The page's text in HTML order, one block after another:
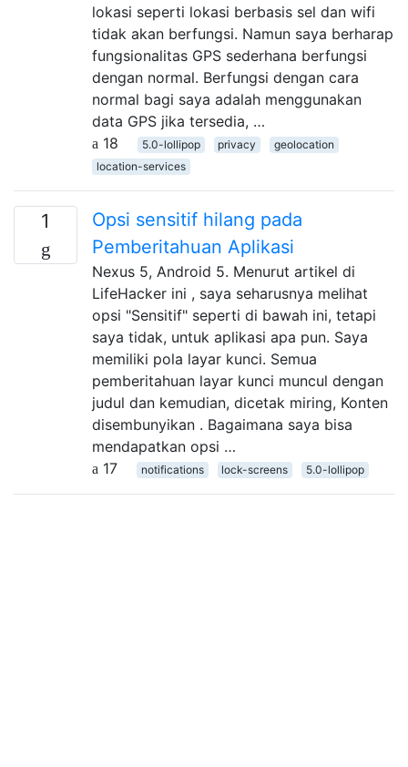
lokasi seperti lokasi berbasis sel dan wifi
tidak akan berfungsi. Namun saya berharap
fungsionalitas GPS sederhana berfungsi
dengan normal. Berfungsi dengan cara
normal bagi saya adalah menggunakan
data GPS jika tersedia, …
18
5.0-lollipop privacy
geolocation
location-services
1
Opsi sensitif hilang pada
Pemberitahuan Aplikasi
Nexus 5, Android 5. Menurut artikel di
LifeHacker ini , saya seharusnya melihat
opsi "Sensitif" seperti di bawah ini, tetapi
saya tidak, untuk aplikasi apa pun. Saya
memiliki pola layar kunci. Semua
pemberitahuan layar kunci muncul dengan
judul dan kemudian, dicetak miring, Konten
disembunyikan . Bagaimana saya bisa
mendapatkan opsi …
17
notifications lock-screens 5.0-lollipop